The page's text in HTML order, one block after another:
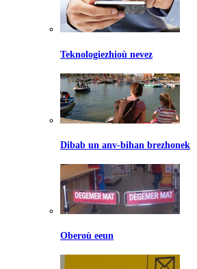
Teknologiezhioù nevez
Dibab un anv-bihan brezhonek
Oberoù eeun